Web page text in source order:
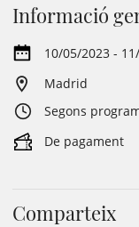
Informació
10/05/2023 -
Madrid
Segons
De pagament
Comparteix